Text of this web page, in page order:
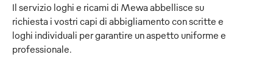
Il servizio loghi e ricami di Mewa abbellisce su
richiesta i vostri capi di abbigliamento con scritte e
loghi individuali per garantire un aspetto uniforme e
professionale.